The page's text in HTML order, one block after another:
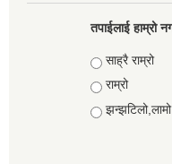
तपाईलाई हाम्रो
Choices
साह्रै राम्रो
राम्रो
झन्झटिलो,लामो